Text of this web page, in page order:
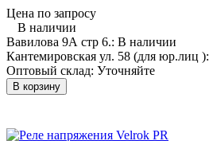
Цена по запросу
В наличии
Вавилова 9А стр 6.: В наличии
Кантемировская ул. 58 (для юр.лиц ):
Оптовый склад: Уточняйте
В корзину